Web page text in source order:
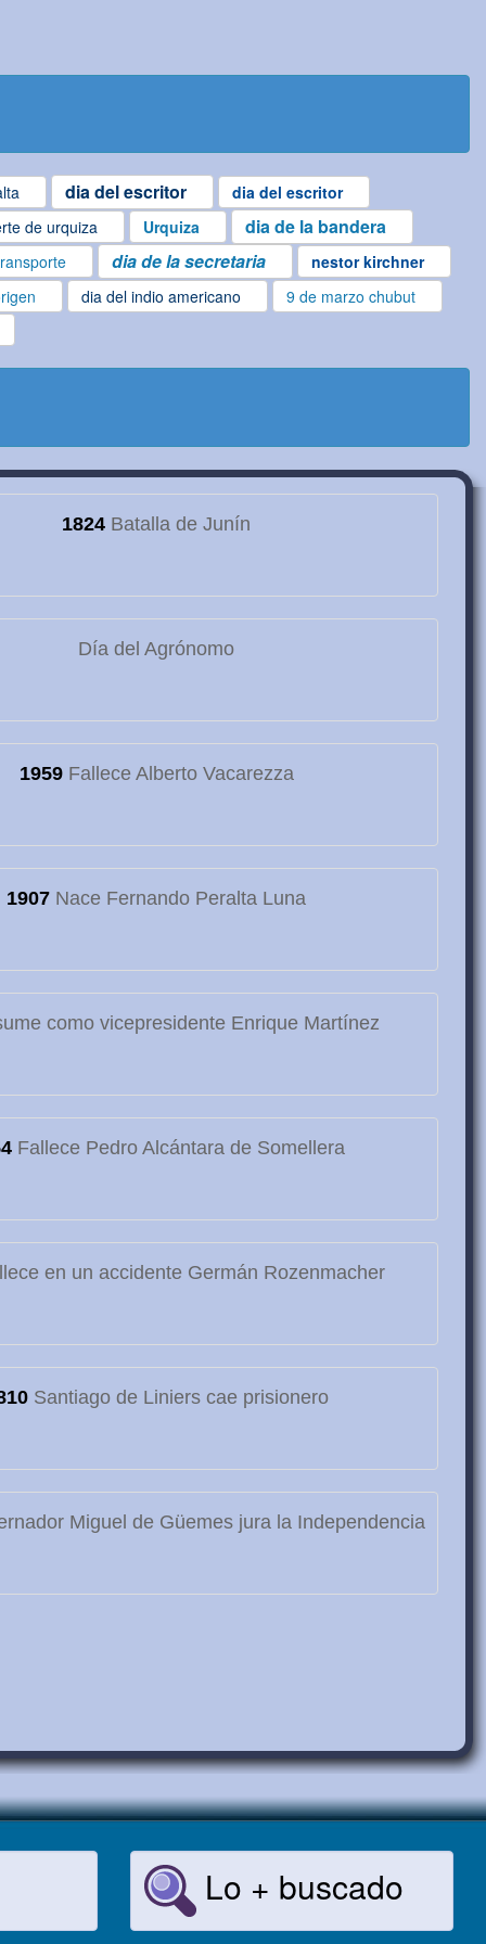
dia del escritor
dia del escritor
de urquiza Urquiza dia de la bandera
dia de la secretaria
nestor kirchner
dia del indio americano
9 de marzo chubut
1824 Batalla de Junín
Día del Agrónomo
1959Fallece Alberto Vacarezza
1907 Nace Fernando Peralta Luna
como vicepresidente Enrique Martínez
Fallece Pedro Alcántara de Somellera
en un accidente Germán Rozenmacher
Santiago de Liniers cae prisionero
Miguel de Güemes jura la Independencia
Lo + buscado